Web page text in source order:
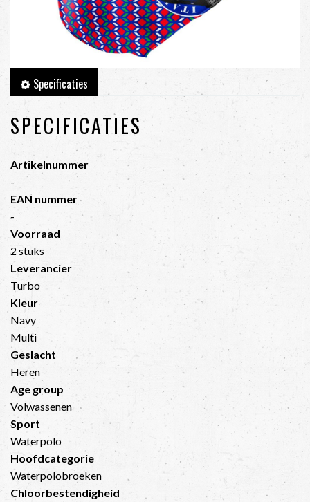
Specificaties
SPECIFICATIES
Artikelnummer
-
EAN nummer
-
Voorraad
2 stuks
Leverancier
Turbo
Kleur
Navy
Multi
Geslacht
Heren
Age group
Volwassenen
Sport
Waterpolo
Hoofdcategorie
Waterpolobroeken
Chloorbestendigheid